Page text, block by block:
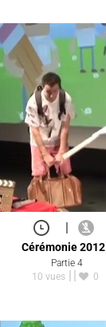
|
Cérémonie 2012
Partie 4
10 vues
0